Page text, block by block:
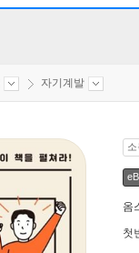
자기계발
옴
첫